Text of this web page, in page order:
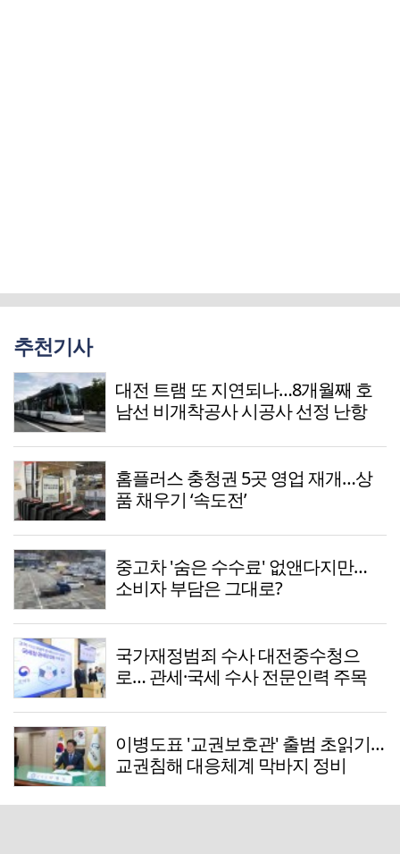
추천기사
대전 트램 또 지연되나…8개월째 호
남선 비개착공사 시공사 선정 난항
홈플러스 충청권 5곳 영업 재개…상
품 채우기 ‘속도전’
중고차 '숨은 수수료' 없앤다지만…
소비자 부담은 그대로?
국가재정범죄 수사 대전중수청으
로… 관세·국세 수사 전문인력 주목
이병도표 '교권보호관' 출범 초읽기…
교권침해 대응체계 막바지 정비